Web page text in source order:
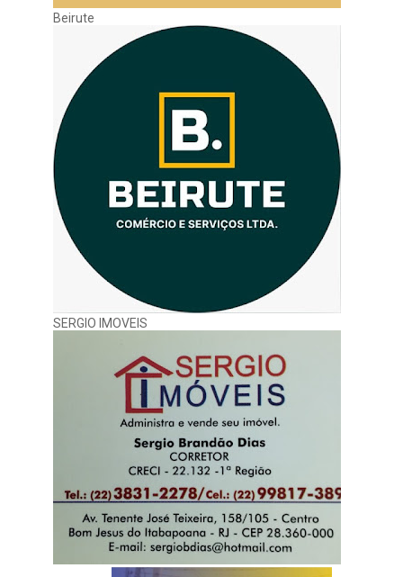
Beirute
SERGIO IMOVEIS